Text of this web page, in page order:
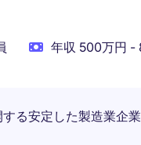
年収 500万円 -
る安定した製造業企